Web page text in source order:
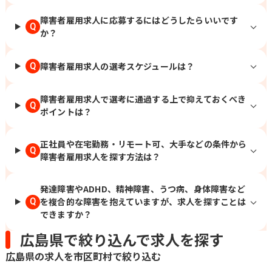
Q
障害者雇用求人に応募するにはどうしたらいいです
か？
Q 障害者雇用求人の選考スケジュールは？
Q
障害者雇用求人で選考に通過する上で抑えておくべき
ポイントは？
Q
正社員や在宅勤務・リモート可、大手などの条件から
障害者雇用求人を探す方法は？
Q
発達障害やADHD、精神障害、うつ病、身体障害など
を複合的な障害を抱えていますが、求人を探すことは
できますか？
広島県で絞り込んで求人を探す
広島県の求人を市区町村で絞り込む